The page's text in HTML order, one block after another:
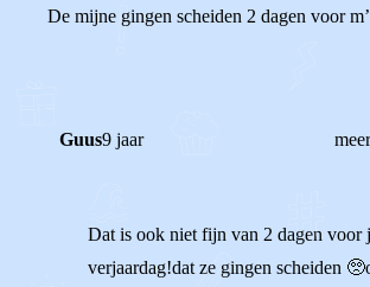
De mijne gingen scheiden 2 dagen voor
Guus9 jaar
Dat is ook niet fijn van 2 dagen voor
verjaardag!dat ze gingen scheiden